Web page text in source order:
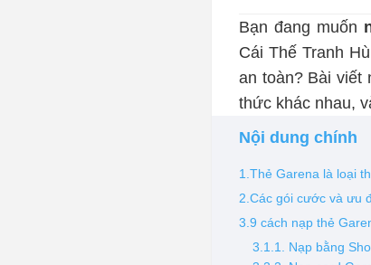
Bạn đang muốn
Cái Thế Tranh
an toàn? Bài viết
thức khác nhau,
Nội dung chính
1.Thẻ Garena là loại
2.Các gói cước và ưu
3.9 cách nạp thẻ
3.1.1. Nạp bằng